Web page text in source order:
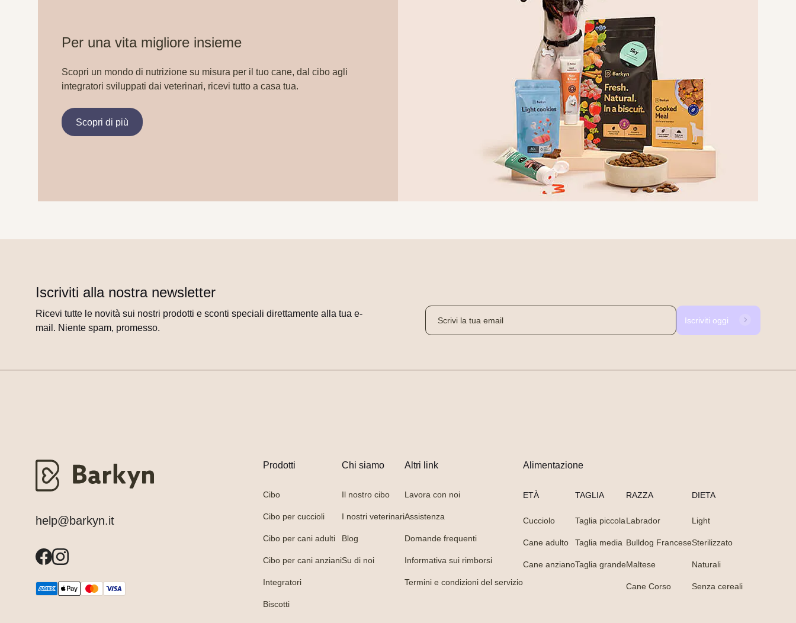
Per una vita migliore insieme
Scopri un mondo di nutrizione su misura per il tuo cane, dal cibo agli
integratori sviluppati dai veterinari, ricevi tutto a casa tua.
Scopri di più
Iscriviti alla nostra newsletter
Ricevi tutte le novità sui nostri prodotti e sconti speciali direttamente alla tua e-
mail. Niente spam, promesso.
Iscriviti oggi
help@barkyn.it
Prodotti
Cibo
Cibo per cuccioli
Cibo per cani adulti
Cibo per cani anziani
Integratori
Biscotti
Chi siamo
Il nostro cibo
I nostri veterinari
Blog
Su di noi
Altri link
Lavora con noi
Assistenza
Domande frequenti
Informativa sui rimborsi
Termini e condizioni del servizio
Alimentazione
ETÀ
Cucciolo
Cane adulto
Cane anziano
TAGLIA
Taglia piccola
Taglia media
Taglia grande
RAZZA
Labrador
Bulldog Francese
Maltese
Cane Corso
DIETA
Light
Sterilizzato
Naturali
Senza cereali